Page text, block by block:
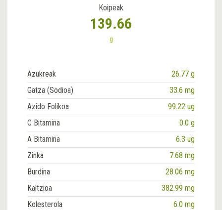
Koipeak
139.66
g
Azukreak
26.77 g
Gatza (Sodioa)
33.6 mg
Azido Folikoa
99.22 ug
C Bitamina
0.0 g
A Bitamina
6.3 ug
Zinka
7.68 mg
Burdina
28.06 mg
Kaltzioa
382.99 mg
Kolesterola
6.0 mg